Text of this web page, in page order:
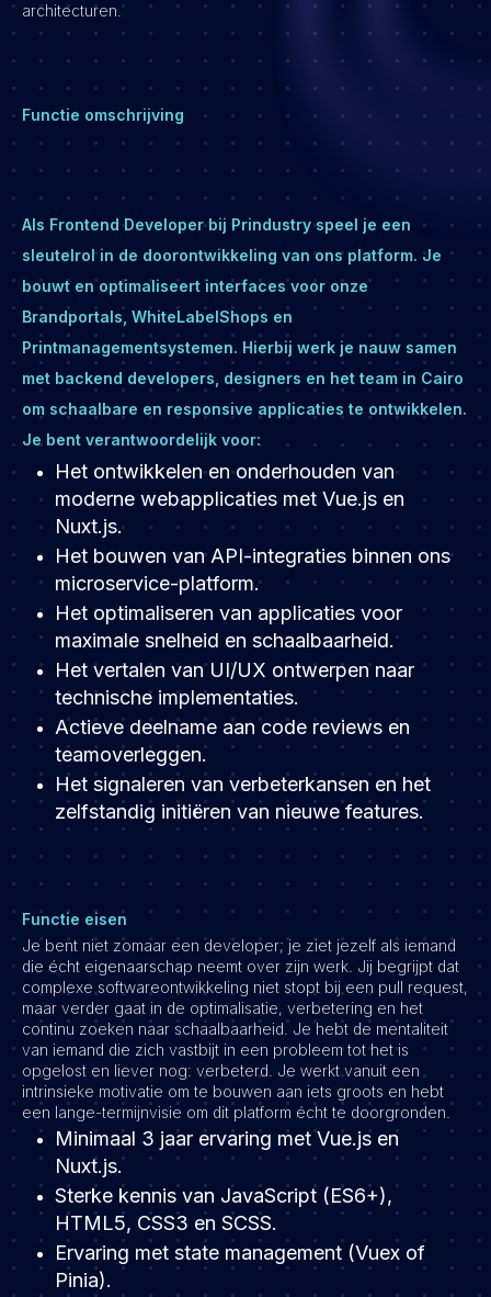
architecturen.
Functie omschrijving
Als Frontend Developer bij Prindustry speel je een
sleutelrol in de doorontwikkeling van ons platform. Je
bouwt en optimaliseert interfaces voor onze
Brandportals, WhiteLabelShops en
Printmanagementsystemen. Hierbij werk je nauw samen
met backend developers, designers en het team in Cairo
om schaalbare en responsive applicaties te ontwikkelen.
Je bent verantwoordelijk voor:
Het ontwikkelen en onderhouden van
moderne webapplicaties met Vue.js en
Nuxt.js.
Het bouwen van API-integraties binnen ons
microservice-platform.
Het optimaliseren van applicaties voor
maximale snelheid en schaalbaarheid.
Het vertalen van UI/UX ontwerpen naar
technische implementaties.
Actieve deelname aan code reviews en
teamoverleggen.
Het signaleren van verbeterkansen en het
zelfstandig initiëren van nieuwe features.
Functie eisen
Je bent niet zomaar een developer; je ziet jezelf als iemand
die écht eigenaarschap neemt over zijn werk. Jij begrijpt dat
complexe softwareontwikkeling niet stopt bij een pull request,
maar verder gaat in de optimalisatie, verbetering en het
continu zoeken naar schaalbaarheid. Je hebt de mentaliteit
van iemand die zich vastbijt in een probleem tot het is
opgelost en liever nog: verbeterd. Je werkt vanuit een
intrinsieke motivatie om te bouwen aan iets groots en hebt
een lange-termijnvisie om dit platform écht te doorgronden.
Minimaal 3 jaar ervaring met Vue.js en
Nuxt.js.
Sterke kennis van JavaScript (ES6+),
HTML5, CSS3 en SCSS.
Ervaring met state management (Vuex of
Pinia).